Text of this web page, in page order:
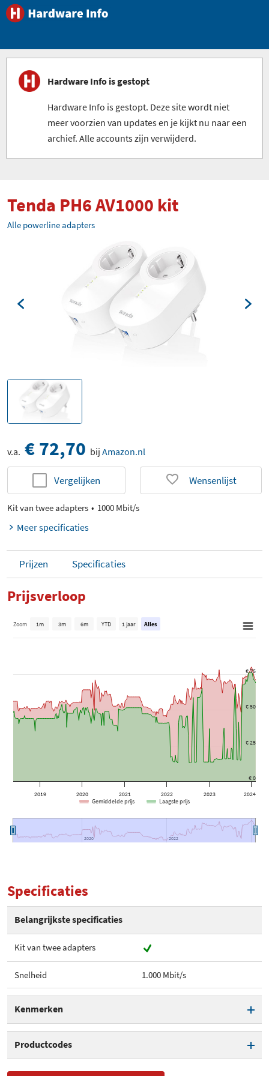
Hardware Info is gestopt
Hardware Info is gestopt. Deze site wordt niet
meer voorzien van updates en je kijkt nu naar een
archief. Alle accounts zijn verwijderd.
Tenda PH6 AV1000 kit
Alle powerline adapters
v.a. € 72,70 bij Amazon.nl
Vergelijken Wensenlijst
Kit van twee adapters 1000 Mbit/s
Meer specificaties
Prijzen Specificaties
Prijsverloop
2019 2020 2021 2022 2023 2024
2020
2020 2022
2022
€ 0
€ 25
€ 50
€ 75
Zoom 1m 3m 6m YTD 1 jaar Alles
Gemiddelde prijs Laagste prijs
Specificaties
Belangrijkste specificaties
Kit van twee adapters
Snelheid 1.000 Mbit/s
Kenmerken
Productcodes
SKU 433364